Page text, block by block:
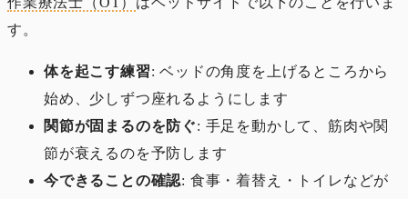
す。
体を起こす練習: ベッドの角度を上げるところから
始め、少しずつ座れるようにします
関節が固まるのを防ぐ: 手足を動かして、筋肉や関
節が衰えるのを予防します
今できることの確認: 食事・着替え・トイレなどが